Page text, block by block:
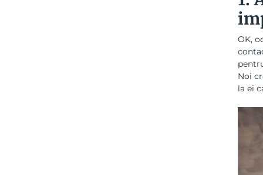
OK,
Noi
la ei